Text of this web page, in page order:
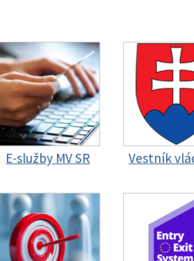
E-služby MV SR Vestník